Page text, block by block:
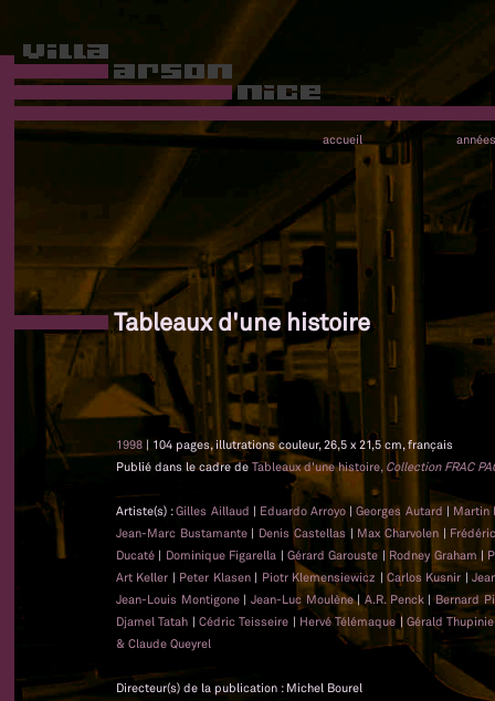
accueil années
Tableaux d'une histoire
1998 | 104 pages, illutrations couleur, 26,5 x 21,5 cm, français
Publié dans le cadre de Tableaux d'une histoire, Collection FRAC
Artiste(s) :Gilles Aillaud | Eduardo Arroyo |Georges Autard | Martin
Jean-Marc Bustamante | Denis Castellas | Max Charvolen |
Ducaté | Dominique Figarella |Gérard Garouste | Rodney Graham |
Art Keller | Peter Klasen | Piotr Klemensiewicz | Carlos Kusnir |
Jean-Louis Montigone | Jean-Luc Moulène| A.R. Penck |Bernard
Djamel Tatah |Cédric Teisseire | Hervé Télémaque |Gérald
& Claude Queyrel
Directeur(s) de la publication : Michel Bourel